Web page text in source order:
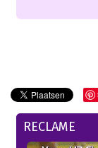
RECLAME